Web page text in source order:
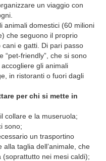
un viaggio con
animali domestici (60 milioni
che seguono il proprio
e gatti. Di pari passo
“pet-friendly”, che si sono
gli animali
in ristoranti o fuori dagli
per chi si mette in
collare e la museruola;
sono;
un trasportino
taglia dell’animale, che
(soprattutto nei mesi caldi);